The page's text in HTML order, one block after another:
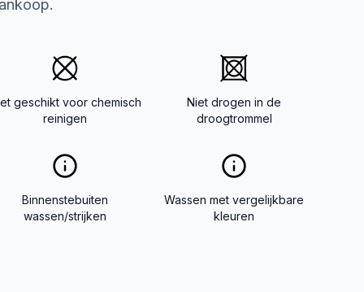
geschikt voor chemisch
reinigen
Niet drogen in de
droogtrommel
Binnenstebuiten
wassen/strijken
Wassen met vergelijkbare
kleuren